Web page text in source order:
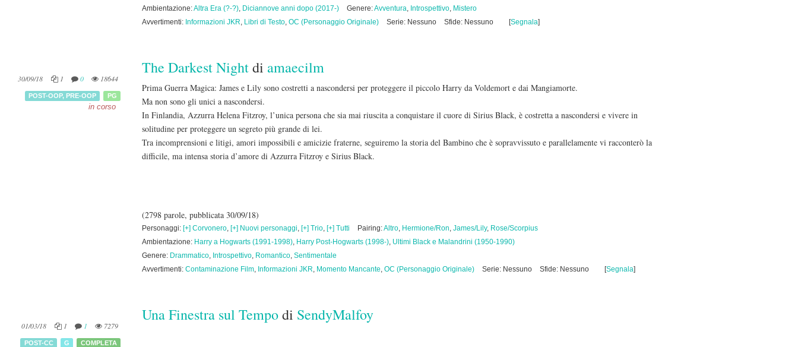
Ambientazione:Altra Era (?-?), Diciannove anni dopo (2017-) Genere:Avventura, Introspettivo, Mistero
Avvertimenti: Informazioni JKR, Libri di Testo, OC (Personaggio Originale) Serie: Nessuno Sfide: Nessuno [Segnala]
30/09/18 1 0 18644
POST-OOP,PRE-OOP PG
in corso
The Darkest Nightdi amaecilm
Prima Guerra Magica: James e Lily sono costretti a nascondersi per proteggere il piccolo Harry da Voldemort e dai Mangiamorte.
Ma non sono gli unici a nascondersi.
In Finlandia, Azzurra Helena Fitzroy, l’unica persona che sia mai riuscita a conquistare il cuore di Sirius Black, è costretta a nascondersi e vivere in
solitudine per proteggere un segreto più grande di lei.
Tra incomprensioni e litigi, amori impossibili e amicizie fraterne, seguiremo la storia del Bambino che è sopravvissuto e parallelamente vi racconterò la
difficile, ma intensa storia d’amore di Azzurra Fitzroy e Sirius Black.
(2798 parole, pubblicata 30/09/18)
Personaggi: [+] Corvonero, [+] Nuovi personaggi, [+] Trio, [+] Tutti Pairing:Altro, Hermione/Ron, James/Lily, Rose/Scorpius
Ambientazione: Harry a Hogwarts (1991-1998), Harry Post-Hogwarts (1998-), Ultimi Black e Malandrini (1950-1990)
Genere: Drammatico, Introspettivo, Romantico, Sentimentale
Avvertimenti: Contaminazione Film, Informazioni JKR, Momento Mancante, OC (Personaggio Originale) Serie: Nessuno Sfide: Nessuno [Segnala]
01/03/18 1 1 7279
POST-CC G COMPLETA
Una Finestra sul Tempodi SendyMalfoy